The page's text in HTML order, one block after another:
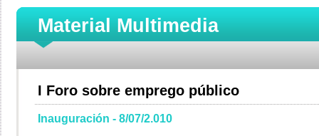
Material Multimedia
I Foro sobre emprego público
Inauguración - 8/07/2.010